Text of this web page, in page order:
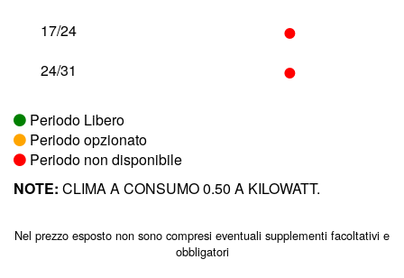
17/24 •
24/31 •
Periodo Libero
Periodo opzionato
Periodo non disponibile
NOTE: CLIMA A CONSUMO 0.50 A KILOWATT.
Nel prezzo esposto non sono compresi eventuali supplementi facoltativi e
obbligatori